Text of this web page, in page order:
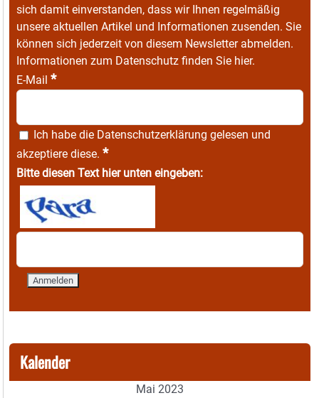
sich damit einverstanden, dass wir Ihnen regelmäßig
unsere aktuellen Artikel und Informationen zusenden. Sie
können sich jederzeit von diesem Newsletter abmelden.
Informationen zum Datenschutz finden Sie hier.
E-Mail *
Ich habe die Datenschutzerklärung gelesen und
akzeptiere diese. *
Bitte diesen Text hier unten eingeben:
Kalender
Mai 2023